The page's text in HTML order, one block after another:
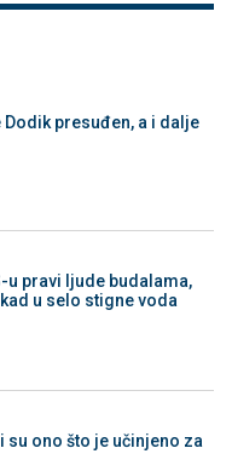
presuđen, a i dalje
u pravi ljude budalama,
u selo stigne voda
su ono što je učinjeno za